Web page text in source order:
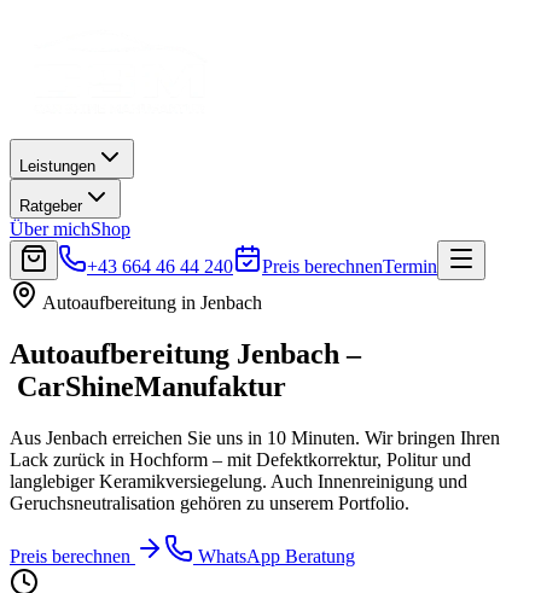
Leistungen
Ratgeber
Über michShop
+43 664 46 44 240
Preis berechnenTermin
Autoaufbereitung in Jenbach
Autoaufbereitung Jenbach –
CarShineManufaktur
Aus Jenbach erreichen Sie uns in 10 Minuten. Wir bringen Ihren
Lack zurück in Hochform – mit Defektkorrektur, Politur und
langlebiger Keramikversiegelung. Auch Innenreinigung und
Geruchsneutralisation gehören zu unserem Portfolio.
Preis berechnen WhatsApp Beratung